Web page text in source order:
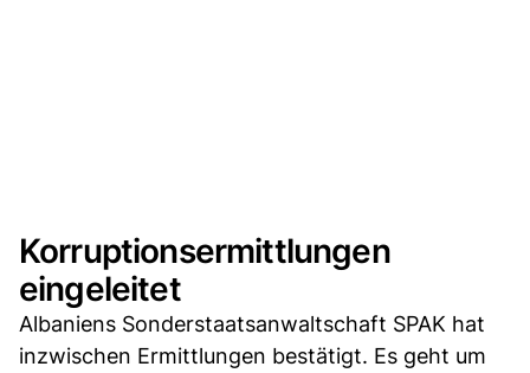
Korruptionsermittlungen
eingeleitet
Albaniens Sonderstaatsanwaltschaft SPAK hat
inzwischen Ermittlungen bestätigt. Es geht um